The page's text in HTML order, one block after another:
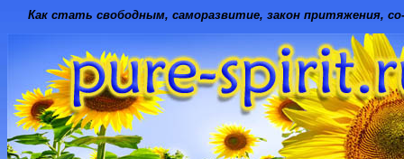
Как стать свободным, саморазвитие, закон притяжения,